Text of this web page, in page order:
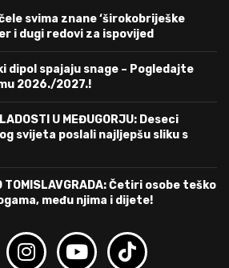
svima znane ‘širokobriješke
i dugi redovi za ispovijed
dipol spajaju snage – Pogledajte
2026./2027.!
U MEĐUGORJU: Deseci
svijeta poslali najljepšu sliku s
TOMISLAVGRADA: Četiri osobe teško
među njima i dijete!